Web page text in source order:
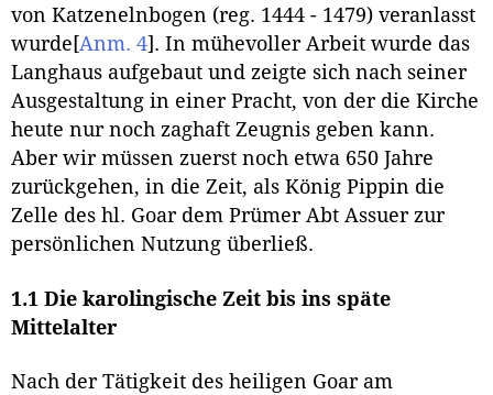
von Katzenelnbogen (reg. 1444 - 1479) veranlasst
wurde [Anm. 4] . In mühevoller Arbeit wurde das
Langhaus aufgebaut und zeigte sich nach seiner
Ausgestaltung in einer Pracht, von der die Kirche
heute nur noch zaghaft Zeugnis geben kann.
Aber wir müssen zuerst noch etwa 650 Jahre
zurückgehen, in die Zeit, als König Pippin die
Zelle des hl. Goar dem Prümer Abt Assuer zur
persönlichen Nutzung überließ.
1.1 Die karolingische Zeit bis ins späte
Mittelalter
Nach der Tätigkeit des heiligen Goar am